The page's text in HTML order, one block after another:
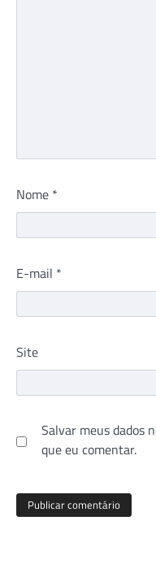
Nome *
E-mail *
Site
Salvar meus dados
que eu comentar.